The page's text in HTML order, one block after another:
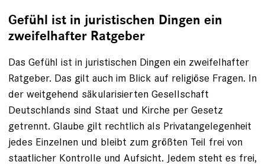
Gefühl ist in juristischen Dingen ein
zweifelhafter Ratgeber
Das Gefühl ist in juristischen Dingen ein zweifelhafter
Ratgeber. Das gilt auch im Blick auf religiöse Fragen. In
der weitgehend säkularisierten Gesellschaft
Deutschlands sind Staat und Kirche per Gesetz
getrennt. Glaube gilt rechtlich als Privatangelegenheit
jedes Einzelnen und bleibt zum größten Teil frei von
staatlicher Kontrolle und Aufsicht. Jedem steht es frei,